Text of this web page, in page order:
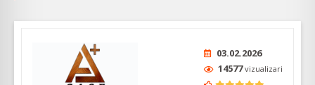
03.02.2026
14577vizualizari